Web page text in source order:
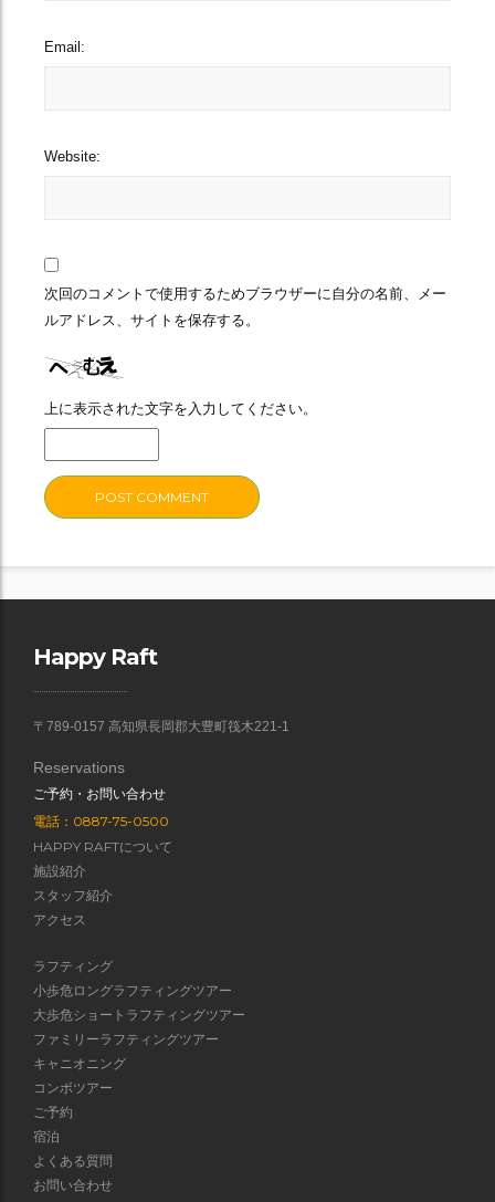
Email:
Website:
次回のコメントで使用するためブラウザーに自分の名前、メー
ルアドレス、サイトを保存する。
上に表示された文字を入力してください。
Happy Raft
〒789-0157 高知県長岡郡大豊町筏木221-1
Reservations
ご予約・お問い合わせ
電話：0887-75-0500
HAPPY RAFTについて
施設紹介
スタッフ紹介
アクセス
ラフティング
小歩危ロングラフティングツアー
大歩危ショートラフティングツアー
ファミリーラフティングツアー
キャニオニング
コンボツアー
ご予約
宿泊
よくある質問
お問い合わせ